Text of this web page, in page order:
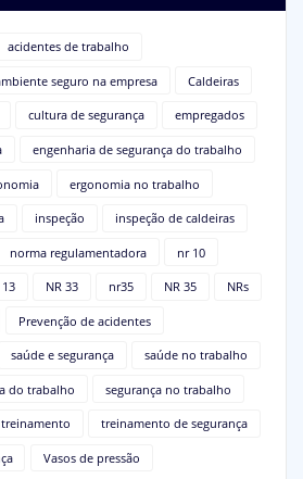
acidentes de trabalho
seguro na empresa Caldeiras
cultura de segurança empregados
engenharia de segurança do trabalho
ergonomia no trabalho
inspeção inspeção de caldeiras
norma regulamentadora nr 10
13 NR 33 nr35 NR 35 NRs
Prevenção de acidentes
saúde e segurança saúde no trabalho
do trabalho segurança no trabalho
treinamento treinamento de segurança
Vasos de pressão